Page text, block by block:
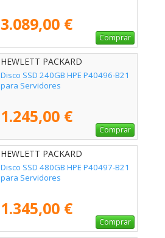
3.089,00 €
Comprar
HEWLETT PACKARD
ENTERPRISE - P40496-B21
Disco SSD 240GB HPE P40496-B21
para Servidores
1.245,00 €
Comprar
HEWLETT PACKARD
ENTERPRISE - P40497-B21
Disco SSD 480GB HPE P40497-B21
para Servidores
1.345,00 €
Comprar